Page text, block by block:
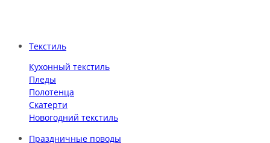
Текстиль
Кухонный текстиль
Пледы
Полотенца
Скатерти
Новогодний текстиль
Праздничные поводы